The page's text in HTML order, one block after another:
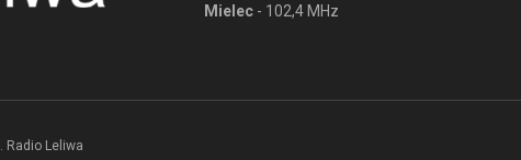
Mielec - 102,4 MHz
Radio Leliwa